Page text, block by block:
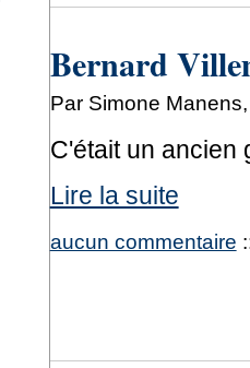
Bernard
Par Simone
C'était un ancien
Lire la suite
aucun commentaire